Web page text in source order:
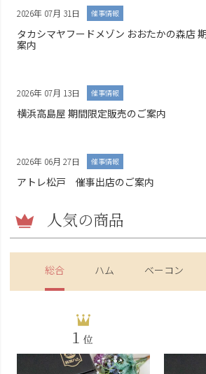
2026年 07月 31日 催事情報
タカシマヤフードメゾン おおたかの森店
案内
2026年 07月 13日 催事情報
横浜高島屋 期間限定販売のご案内
2026年 06月 27日 催事情報
アトレ松戸 催事出店のご案内
人気の商品
総合 ハム ベーコン